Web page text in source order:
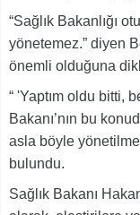
“Sağlık Bakanlığı
yönetemez.” diyen
önemli olduğuna
“ 'Yaptım oldu bitti,
Bakanı’nın bu
asla böyle
bulundu.
Sağlık Bakanı